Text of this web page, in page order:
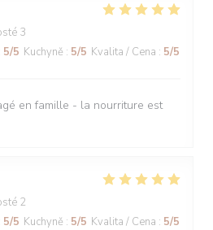
3
5/5 Kuchyně : 5/5 Kvalita / Cena : 5/5
en famille - la nourriture est
2
5/5 Kuchyně : 5/5 Kvalita / Cena : 5/5